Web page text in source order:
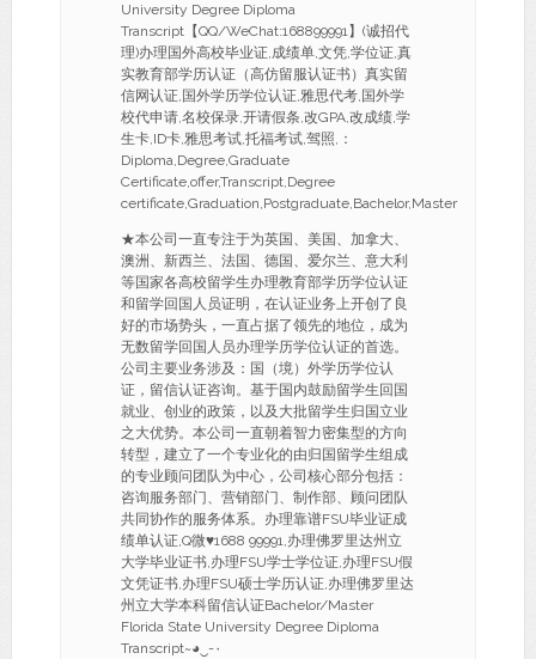
University Degree Diploma
Transcript【QQ/WeChat:168899991】(诚招代
理)办理国外高校毕业证,成绩单,文凭,学位证,真
实教育部学历认证（高仿留服认证书）真实留
信网认证,国外学历学位认证,雅思代考,国外学
校代申请,名校保录,开请假条,改GPA,改成绩,学
生卡,ID卡,雅思考试,托福考试,驾照,：
Diploma,Degree,Graduate
Certificate,offer,Transcript,Degree
certificate,Graduation,Postgraduate,Bachelor,Master
★本公司一直专注于为英国、美国、加拿大、
澳洲、新西兰、法国、德国、爱尔兰、意大利
等国家各高校留学生办理教育部学历学位认证
和留学回国人员证明，在认证业务上开创了良
好的市场势头，一直占据了领先的地位，成为
无数留学回国人员办理学历学位认证的首选。
公司主要业务涉及：国（境）外学历学位认
证，留信认证咨询。基于国内鼓励留学生回国
就业、创业的政策，以及大批留学生归国立业
之大优势。本公司一直朝着智力密集型的方向
转型，建立了一个专业化的由归国留学生组成
的专业顾问团队为中心，公司核心部分包括：
咨询服务部门、营销部门、制作部、顾问团队
共同协作的服务体系。办理靠谱FSU毕业证成
绩单认证,Q微♥1688 99991,办理佛罗里达州立
大学毕业证书,办理FSU学士学位证,办理FSU假
文凭证书,办理FSU硕士学历认证,办理佛罗里达
州立大学本科留信认证Bachelor/Master
Florida State University Degree Diploma
Transcript~◕‿-۰